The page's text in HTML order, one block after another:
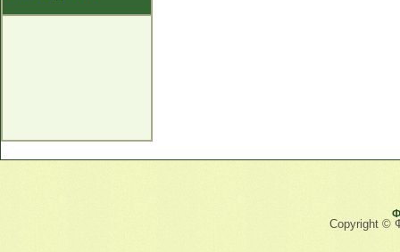
Copyright ©